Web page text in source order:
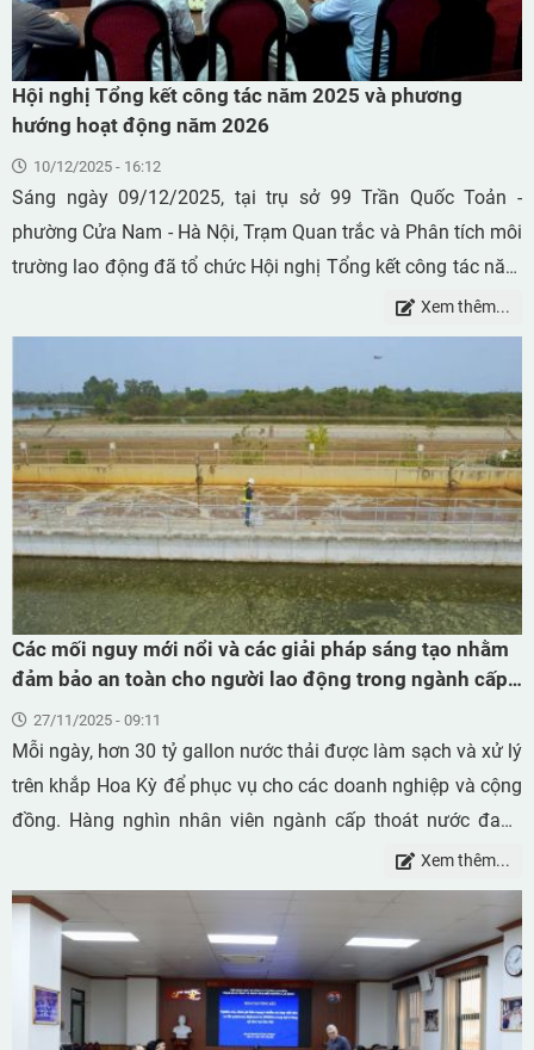
Hội nghị Tổng kết công tác năm 2025 và phương
hướng hoạt động năm 2026
10/12/2025 - 16:12
Sáng ngày 09/12/2025, tại trụ sở 99 Trần Quốc Toản -
phường Cửa Nam - Hà Nội, Trạm Quan trắc và Phân tích môi
trường lao động đã tổ chức Hội nghị Tổng kết công tác năm
2025 và phương hướng hoạt động năm 2026. Tham dự hội
nghị có TS. Đỗ Trần Hải - nguyên Viện Trưởng Viện Khoa học
An toàn và Vệ sinh lao động, nghiên cứu viên cao cấp của
đơn vị - cùng toàn thể các cán bộ nghiên cứu và người lao
động đang làm việc của Trạm Quan trắc và Phân tích môi
trường lao động.
Xem thêm...
Các mối nguy mới nổi và các giải pháp sáng tạo nhằm
đảm bảo an toàn cho người lao động trong ngành cấp
thoát nước
27/11/2025 - 09:11
Mỗi ngày, hơn 30 tỷ gallon nước thải được làm sạch và xử lý
trên khắp Hoa Kỳ để phục vụ cho các doanh nghiệp và cộng
đồng. Hàng nghìn nhân viên ngành cấp thoát nước đang
làm việc tại các nhà máy xử lý nước và trong các đơn vị
quản lý đô thị, đảm bảo nguồn nước sạch và ổn định luôn
sẵn có cho mọi người. Họ là những người vận hành và giám
sát hệ thống xử lý, kiểm tra định kỳ chất lượng và độ an toàn
của nước sinh hoạt, cũng như bảo trì các hạ tầng quan trọng
như máy bơm, trạm cấp nước cho trường học và cơ sở sản
Xem thêm...